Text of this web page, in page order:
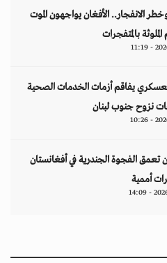
الانفجار.. الأفغان يواجهون الموت
بالمتفجرات
يفاقم أزمات الخدمات الصحية
نزوح جنوب لبنان
تعمق الفجوة الجندرية في أفغانستان
أممية